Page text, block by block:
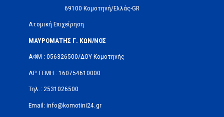
69100 Κομοτηνή/Ελλάς-GR
Ατομική Επιχείρηση
ΜΑΥΡΟΜΑΤΗΣ Γ. ΚΩΝ/ΝΟΣ
ΑΦΜ : 056326500/ΔOΥ Κομοτηνής
ΑΡ.ΓΕΜΗ : 160754610000
Τηλ.: 2531026500
Email: info@komotini24.gr